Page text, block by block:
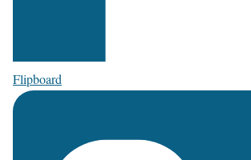
Flipboard